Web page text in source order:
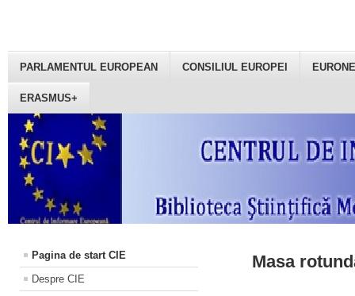
PARLAMENTUL EUROPEAN CONSILIUL EUROPEI
ERASMUS+
Pagina de start CIE
Despre CIE
Masa